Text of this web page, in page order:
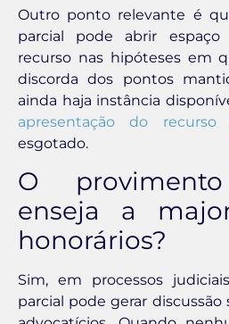
Outro ponto relevante é
parcial pode abrir
recurso nas hipóteses em
discorda dos pontos
ainda haja instância
apresentação do recurso
esgotado.
O
enseja a
honorários?
Sim, em processos
parcial pode gerar discussão